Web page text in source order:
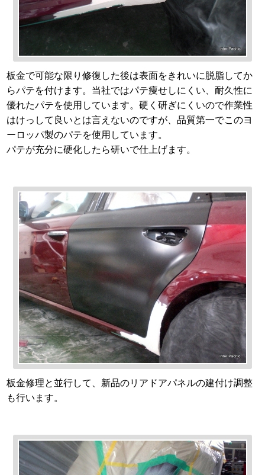
板金で可能な限り修復した後は表面をきれいに脱脂してか
らパテを付けます。当社ではパテ痩せしにくい、耐久性に
優れたパテを使用しています。硬く研ぎにくいので作業性
はけっして良いとは言えないのですが、品質第一でこのヨ
ーロッパ製のパテを使用しています。
パテが充分に硬化したら研いで仕上げます。
板金修理と並行して、新品のリアドアパネルの建付け調整
も行います。